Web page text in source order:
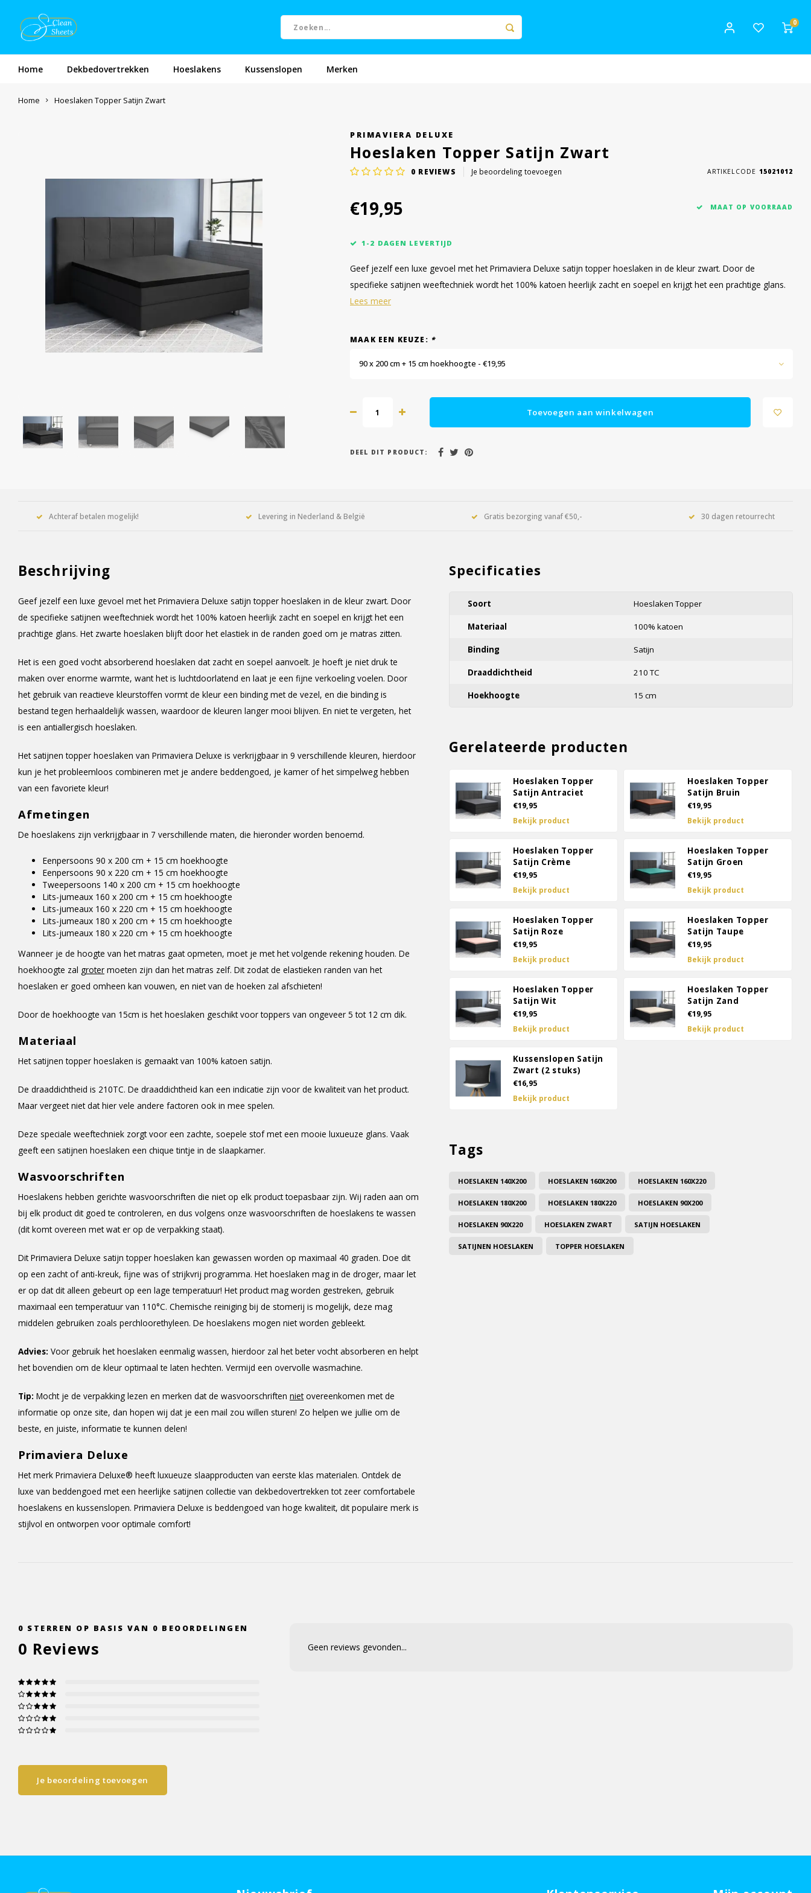
0
Home Dekbedovertrekken Hoeslakens Kussenslopen Merken
Home Hoeslaken Topper Satijn Zwart
PRIMAVIERA DELUXE
Hoeslaken Topper Satijn Zwart
0 REVIEWS Je beoordeling toevoegen ARTIKELCODE 15021012
€19,95 MAAT OP VOORRAAD
1-2 DAGEN LEVERTIJD
Geef jezelf een luxe gevoel met het Primaviera Deluxe satijn topper hoeslaken in de kleur zwart. Door de
specifieke satijnen weeftechniek wordt het 100% katoen heerlijk zacht en soepel en krijgt het een prachtige glans.
Lees meer
MAAK EEN KEUZE: *
90 x 200 cm + 15 cm hoekhoogte - €19,95
Toevoegen aan winkelwagen
DEEL DIT PRODUCT:
Achteraf betalen mogelijk! Levering in Nederland & België Gratis bezorging vanaf €50,- 30 dagen retourrecht
Beschrijving
Geef jezelf een luxe gevoel met het Primaviera Deluxe satijn topper hoeslaken in de kleur zwart. Door
de specifieke satijnen weeftechniek wordt het 100% katoen heerlijk zacht en soepel en krijgt het een
prachtige glans. Het zwarte hoeslaken blijft door het elastiek in de randen goed om je matras zitten.
Het is een goed vocht absorberend hoeslaken dat zacht en soepel aanvoelt. Je hoeft je niet druk te
maken over enorme warmte, want het is luchtdoorlatend en laat je een fijne verkoeling voelen. Door
het gebruik van reactieve kleurstoffen vormt de kleur een binding met de vezel, en die binding is
bestand tegen herhaaldelijk wassen, waardoor de kleuren langer mooi blijven. En niet te vergeten, het
is een antiallergisch hoeslaken.
Het satijnen topper hoeslaken van Primaviera Deluxe is verkrijgbaar in 9 verschillende kleuren, hierdoor
kun je het probleemloos combineren met je andere beddengoed, je kamer of het simpelweg hebben
van een favoriete kleur!
Afmetingen
De hoeslakens zijn verkrijgbaar in 7 verschillende maten, die hieronder worden benoemd.
Eenpersoons 90 x 200 cm + 15 cm hoekhoogte
Eenpersoons 90 x 220 cm + 15 cm hoekhoogte
Tweepersoons 140 x 200 cm + 15 cm hoekhoogte
Lits-jumeaux 160 x 200 cm + 15 cm hoekhoogte
Lits-jumeaux 160 x 220 cm + 15 cm hoekhoogte
Lits-jumeaux 180 x 200 cm + 15 cm hoekhoogte
Lits-jumeaux 180 x 220 cm + 15 cm hoekhoogte
Wanneer je de hoogte van het matras gaat opmeten, moet je met het volgende rekening houden. De
hoekhoogte zal groter moeten zijn dan het matras zelf. Dit zodat de elastieken randen van het
hoeslaken er goed omheen kan vouwen, en niet van de hoeken zal afschieten!
Door de hoekhoogte van 15cm is het hoeslaken geschikt voor toppers van ongeveer 5 tot 12 cm dik.
Materiaal
Het satijnen topper hoeslaken is gemaakt van 100% katoen satijn.
De draaddichtheid is 210TC. De draaddichtheid kan een indicatie zijn voor de kwaliteit van het product.
Maar vergeet niet dat hier vele andere factoren ook in mee spelen.
Deze speciale weeftechniek zorgt voor een zachte, soepele stof met een mooie luxueuze glans. Vaak
geeft een satijnen hoeslaken een chique tintje in de slaapkamer.
Wasvoorschriften
Hoeslakens hebben gerichte wasvoorschriften die niet op elk product toepasbaar zijn. Wij raden aan om
bij elk product dit goed te controleren, en dus volgens onze wasvoorschriften de hoeslakens te wassen
(dit komt overeen met wat er op de verpakking staat).
Dit Primaviera Deluxe satijn topper hoeslaken kan gewassen worden op maximaal 40 graden. Doe dit
op een zacht of anti-kreuk, fijne was of strijkvrij programma. Het hoeslaken mag in de droger, maar let
er op dat dit alleen gebeurt op een lage temperatuur! Het product mag worden gestreken, gebruik
maximaal een temperatuur van 110°C. Chemische reiniging bij de stomerij is mogelijk, deze mag
middelen gebruiken zoals perchloorethyleen. De hoeslakens mogen niet worden gebleekt.
Advies: Voor gebruik het hoeslaken eenmalig wassen, hierdoor zal het beter vocht absorberen en helpt
het bovendien om de kleur optimaal te laten hechten. Vermijd een overvolle wasmachine.
Tip: Mocht je de verpakking lezen en merken dat de wasvoorschriften nietovereenkomen met de
informatie op onze site, dan hopen wij dat je een mail zou willen sturen! Zo helpen we jullie om de
beste, en juiste, informatie te kunnen delen!
Primaviera Deluxe
Het merk Primaviera Deluxe® heeft luxueuze slaapproducten van eerste klas materialen. Ontdek de
luxe van beddengoed met een heerlijke satijnen collectie van dekbedovertrekken tot zeer comfortabele
hoeslakens en kussenslopen. Primaviera Deluxe is beddengoed van hoge kwaliteit, dit populaire merk is
stijlvol en ontworpen voor optimale comfort!
Specificaties
Soort Hoeslaken Topper
Materiaal 100% katoen
Binding Satijn
Draaddichtheid 210 TC
Hoekhoogte 15 cm
Gerelateerde producten
Hoeslaken Topper
Satijn Antraciet
€19,95
Bekijk product
Hoeslaken Topper
Satijn Bruin
€19,95
Bekijk product
Hoeslaken Topper
Satijn Crème
€19,95
Bekijk product
Hoeslaken Topper
Satijn Groen
€19,95
Bekijk product
Hoeslaken Topper
Satijn Roze
€19,95
Bekijk product
Hoeslaken Topper
Satijn Taupe
€19,95
Bekijk product
Hoeslaken Topper
Satijn Wit
€19,95
Bekijk product
Hoeslaken Topper
Satijn Zand
€19,95
Bekijk product
Kussenslopen Satijn
Zwart (2 stuks)
€16,95
Bekijk product
Tags
HOESLAKEN 140X200 HOESLAKEN 160X200 HOESLAKEN 160X220
HOESLAKEN 180X200 HOESLAKEN 180X220 HOESLAKEN 90X200
HOESLAKEN 90X220 HOESLAKEN ZWART SATIJN HOESLAKEN
SATIJNEN HOESLAKEN TOPPER HOESLAKEN
0 STERREN OP BASIS VAN 0 BEOORDELINGEN
0 Reviews
Je beoordeling toevoegen
Geen reviews gevonden...